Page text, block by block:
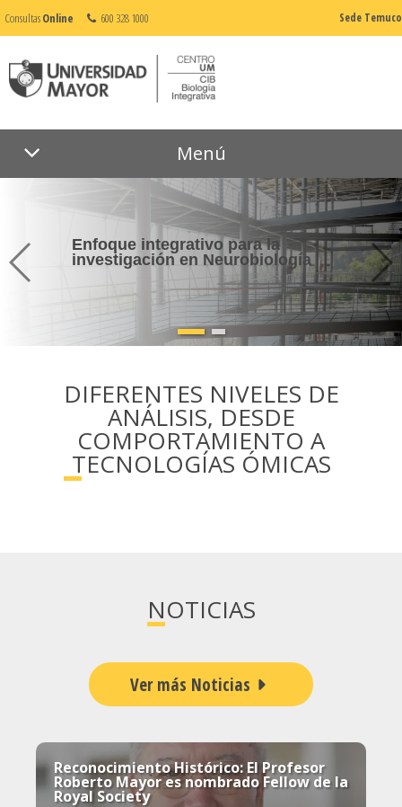
ConsultasOnline 600 328 1000 Sede Temuco
Menú
Enfoque integrativo para la
investigación en Neurobiología
DIFERENTES NIVELES DE
ANÁLISIS, DESDE
COMPORTAMIENTO A
TECNOLOGÍAS ÓMICAS
NOTICIAS
Ver más Noticias
Reconocimiento Histórico: El Profesor
Roberto Mayor es nombrado Fellow de la
Royal Society